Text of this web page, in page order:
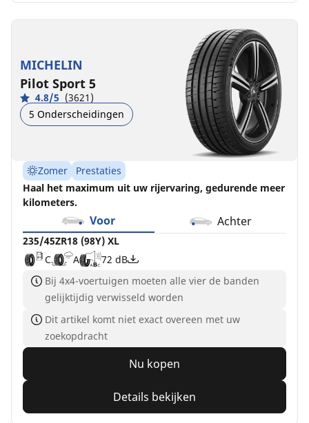
MICHELIN
Pilot Sport 5
4.8/5 (3621)
5 Onderscheidingen
Zomer
Prestaties
Haal het maximum uit uw rijervaring, gedurende meer
kilometers.
Voor Achter
235/45ZR18 (98Y) XL
C
A 72 dB
Bij 4x4-voertuigen moeten alle vier de banden
gelijktijdig verwisseld worden
Dit artikel komt niet exact overeen met uw
zoekopdracht
Nu kopen
Details bekijken